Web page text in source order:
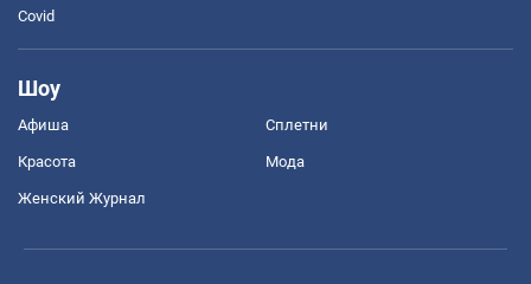
Covid
Шоу
Афиша Сплетни
Красота Мода
Женский Журнал